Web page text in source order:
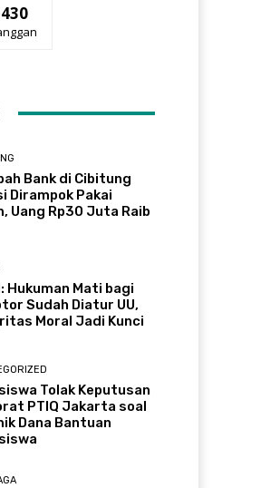
Bank di Cibitung
Dirampok Pakai
Uang Rp30 Juta Raib
Hukuman Mati bagi
Sudah Diatur UU,
Moral Jadi Kunci
Tolak Keputusan
PTIQ Jakarta soal
Dana Bantuan